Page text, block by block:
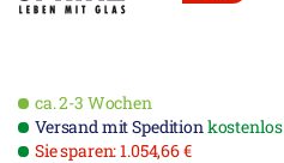
ca. 2-3 Wochen
Versand mit Speditionkostenlos
Sie sparen: 1.054,66 €